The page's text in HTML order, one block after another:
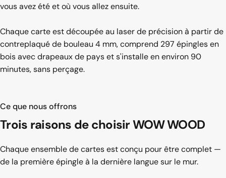
vous avez été et où vous allez ensuite.
Chaque carte est découpée au laser de précision à partir de
contreplaqué de bouleau 4 mm, comprend 297 épingles en
bois avec drapeaux de pays et s'installe en environ 90
minutes, sans perçage.
Ce que nous offrons
Trois raisons dechoisir WOW WOOD
Chaque ensemble de cartes est conçu pour être complet —
de la première épingle à la dernière langue sur le mur.